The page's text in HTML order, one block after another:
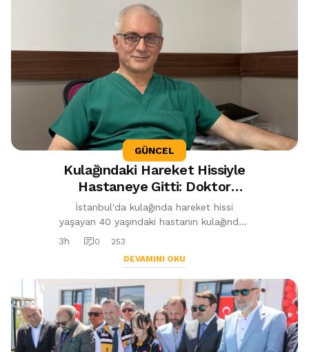
GÜNCEL
Kulağındaki Hareket Hissiyle
Hastaneye Gitti: Doktor
Hastanın Kulağından Canlı
Kelebek Çıkardı
İstanbul'da kulağında hareket hissi
yaşayan 40 yaşındaki hastanın kulağından
canlı kelebek çıkarıldı. KBB Uzmanı Op.
3h 0
253
DEVAMINI OKU